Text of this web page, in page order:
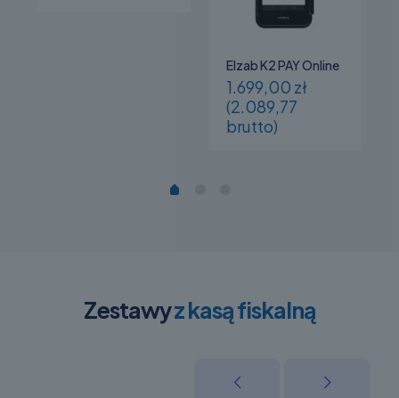
Elzab K2 PAY Online
1.699,00 zł
(2.089,77
brutto)
Zestawyz kasą fiskalną